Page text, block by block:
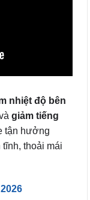
nhiệt độ bên
giảm tiếng
tận hưởng
thoải mái